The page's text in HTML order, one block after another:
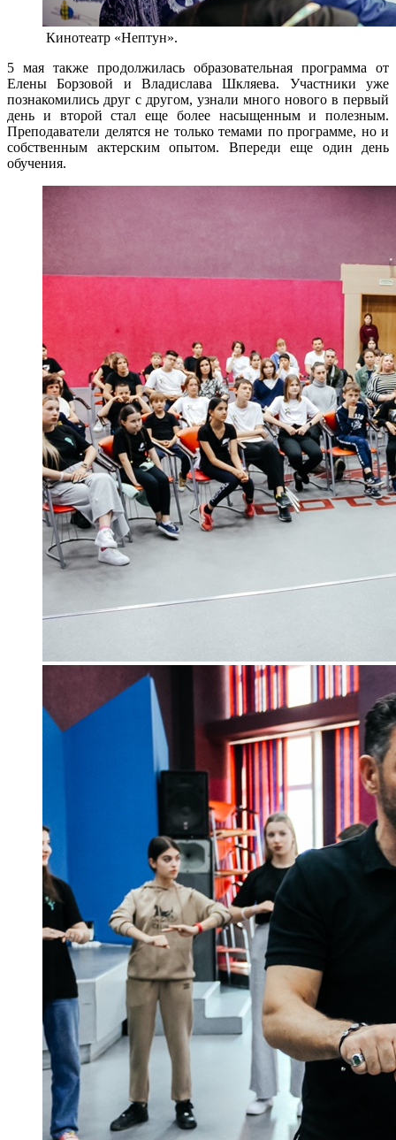
Кинотеатр «Нептун».
5 мая также продолжилась образовательная программа от
Елены Борзовой и Владислава Шкляева. Участники уже
познакомились друг с другом, узнали много нового в первый
день и второй стал еще более насыщенным и полезным.
Преподаватели делятся не только темами по программе, но и
собственным актерским опытом. Впереди еще один день
обучения.